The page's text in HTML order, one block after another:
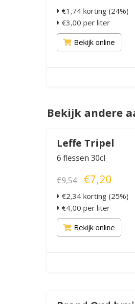
€1,74 korting (24%)
€3,00 per liter
Bekijk online
Bekijk andere
Leffe Tripel
6 flessen 30cl
€9,54 €7,20
€2,34 korting (25%)
€4,00 per liter
Bekijk online